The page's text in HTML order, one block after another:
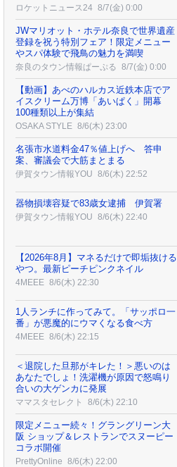
ロケットニュース24 8/7(金) 0:00
JWマリオット・ホテル奈良で世界遺産
登録を祝う特別フェア！限定メニュー
やスパ体験で飛鳥の魅力を満喫
奈良のタウン情報ぱーぷる 8/7(金) 0:00
【動画】あべのハルカス近鉄本店でア
イスクリーム万博「あいぱく」開幕
100種類以上が集結
OSAKA STYLE 8/6(木) 23:00
名張市水道料金47％値上げへ 答申
案、審議会で大筋まとまる
伊賀タウン情報YOU 8/6(木) 22:52
器物損壊容疑で83歳女逮捕 伊賀署
伊賀タウン情報YOU 8/6(木) 22:40
【2026年8月】マネるだけで即垢抜ける
やつ。最新ピーチピンクネイル
4MEEE 8/6(木) 22:30
1人ランチに作ってみて。「サッポロ一
番」が悪魔的にウマくなる食べ方
4MEEE 8/6(木) 22:15
＜退院した旦那がキレた！＞悪いのは
あなたでしょ！洗濯機が原因で怒鳴り
合いの大ゲンカに発展
ママスタセレクト 8/6(木) 22:10
限定メニュー続々！グラングリーン大
阪 ショップ＆レストランでスヌーピー
コラボ開催
PrettyOnline 8/6(木) 22:00